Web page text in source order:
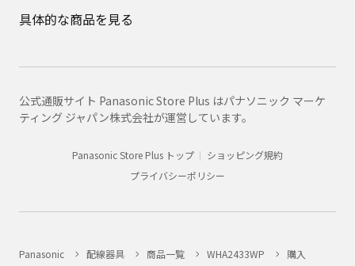
具体的な商品を見る
公式通販サイト Panasonic Store Plus はパナソニック マーケ
ティング ジャパン株式会社が運営しています。
Panasonic Store Plus トップ
ショッピング規約
プライバシーポリシー
Panasonic 配線器具 商品一覧 WHA2433WP 購入